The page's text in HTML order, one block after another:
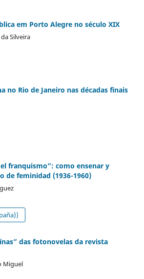
em Porto Alegre no século XIX
Silveira
no Rio de Janeiro nas décadas finais
franquismo”: como ensenar y
de feminidad (1936-1960)
das fotonovelas da revista
Miguel